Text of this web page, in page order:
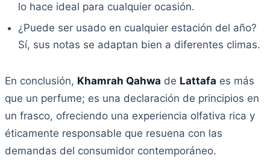
lo hace ideal para cualquier ocasión.
¿Puede ser usado en cualquier estación del año?
Sí, sus notas se adaptan bien a diferentes climas.
En conclusión, Khamrah Qahwa de Lattafa es más
que un perfume; es una declaración de principios en
un frasco, ofreciendo una experiencia olfativa rica y
éticamente responsable que resuena con las
demandas del consumidor contemporáneo.